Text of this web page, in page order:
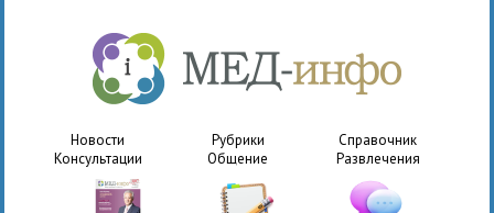
Новости Рубрики
Справочник
Консультации
Общение Развлечения